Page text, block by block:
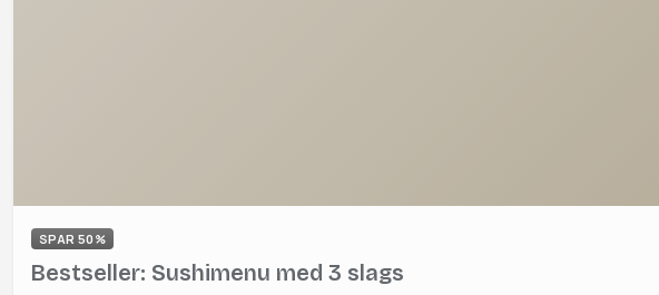
SPAR 50%
Bestseller: Sushimenu med 3 slags